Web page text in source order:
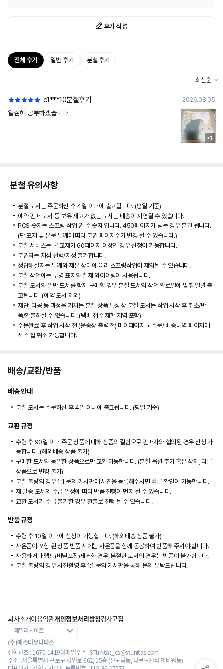
후기 작성
전체 후기 일반 후기 분철 후기
최신순
c1***10분철후기 2026.08.05
열심히 공부하겠습니다
+1
분철 유의사항
분철 도서는 주문하신 후 4일 이내에 출고됩니다. (평일 기준)
예약 판매 도서 등 보유 재고가 없는 도서는 배송이 지연될 수 있습니다.
PCS 숫자는 스프링 작업 권 수 숫자 입니다. 450페이지가 넘는 경우 분권 됩니다.
(단 표지 및 본문 두께에 따라 분권 페이지수가 변경 될 수 있습니다.)
분철 서비스는 본 교재가 60페이지 이상인 경우 신청이 가능합니다.
분권되는 지점 선택/지정 불가합니다.
정답해설지는 두께와 제본 상태에 따라 스프링작업이 제외될 수 있습니다.
분철 작업에는 투명 표지와 철제 와이어링이 사용됩니다.
분철 도서와 일반 도서를 함께 구매할 경우 분철 도서의 작업 완료일에 맞춰 일괄 출
고됩니다. (예약 도서 제외)
재단, 타공 등 과정을 거치는 분철 상품 특성 상 분철 도서는 작업 시작 후 취소/반
품/환불하실 수 없습니다. (택배 접수 제한 지역 포함)
주문완료 후 작업 시작 전 (운송장 출력 전) 마이페이지 > 주문/ 배송내역 페이지에
서 직접 취소 가능합니다.
배송/교환/반품
배송 안내
분철 도서는 주문하신 후 4일 이내에 출고됩니다. (평일 기준)
교환 규정
수령 후 90일 이내 주문 상품에 대해 상품의 결함으로 판매자와 협의된 경우 신청 가
능합니다. (해외배송 상품 불가)
구매한 도서와 동일한 상품으로만 교환 가능합니다. (분철 옵션 추가 혹은 삭제, 다른
상품으로 변경 불가)
분철 불량의 경우 1:1 문의 게시판에 사진을 등록해주시면 빠른 확인이 가능합니다.
재 발송 도서의 수급 일정에 따라 반품 진행이 먼저 될 수 있습니다.
교환 도서가 수급 불가한 경우 환불로 진행 될 수 있습니다.
반품 규정
수령 후 10일 이내에 신청이 가능합니다. (해외배송 상품 불가)
사은품이 포함 된 상품 반품 시에는 사은품을 함께 동봉하여 반품해 주셔야 합니다.
사용하거나 랩핑(비닐포장)제거한 경우, 분철한 도서의 경우는 반품이 불가합니다.
분철 불량의 경우 사진촬영 후 1:1 문의 게시판을 통해 문의 부탁드립니다.
회사소개이용약관개인정보처리방침강사모집
(주)에스티유니타스
전화번호 : 1670-1419이메일주소 : STunitas_cs@stunitas.com
주소 : 서울특별시 구로구 경인로 662, 15층 (신도림동, 디큐브시티 제타워동)